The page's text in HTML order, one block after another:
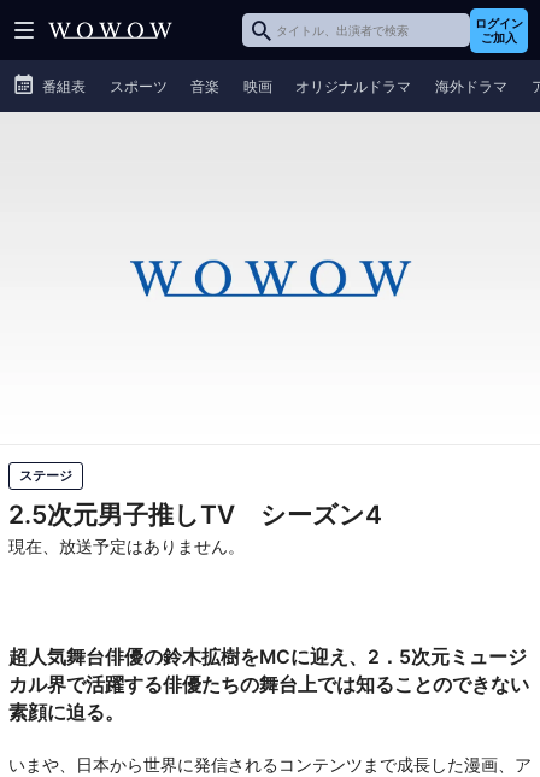
ログイン
ご加入
番組表 スポーツ 音楽 映画 オリジナルドラマ 海外ドラマ
ステージ
2.5次元男子推しTV シーズン4
現在、放送予定はありません。
超人気舞台俳優の鈴木拡樹をMCに迎え、2．5次元ミュージ
カル界で活躍する俳優たちの舞台上では知ることのできない
素顔に迫る。
いまや、日本から世界に発信されるコンテンツまで成長した漫画、ア